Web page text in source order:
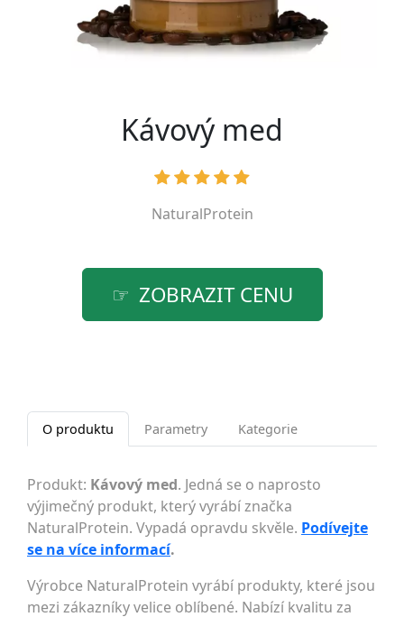
Kávový med
NaturalProtein
ZOBRAZIT CENU
O produktu Parametry Kategorie
Produkt: Kávový med. Jedná se o naprosto
výjimečný produkt, který vyrábí značka
NaturalProtein. Vypadá opravdu skvěle. Podívejte
se na více informací.
Výrobce NaturalProtein vyrábí produkty, které jsou
mezi zákazníky velice oblíbené. Nabízí kvalitu za